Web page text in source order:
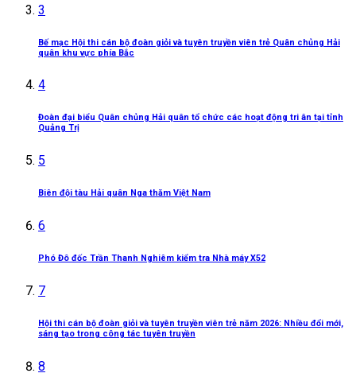
3
Bế mạc Hội thi cán bộ đoàn giỏi và tuyên truyền viên trẻ Quân chủng Hải
quân khu vực phía Bắc
4
Đoàn đại biểu Quân chủng Hải quân tổ chức các hoạt động tri ân tại tỉnh
Quảng Trị
5
Biên đội tàu Hải quân Nga thăm Việt Nam
6
Phó Đô đốc Trần Thanh Nghiêm kiểm tra Nhà máy X52
7
Hội thi cán bộ đoàn giỏi và tuyên truyền viên trẻ năm 2026: Nhiều đổi mới,
sáng tạo trong công tác tuyên truyền
8